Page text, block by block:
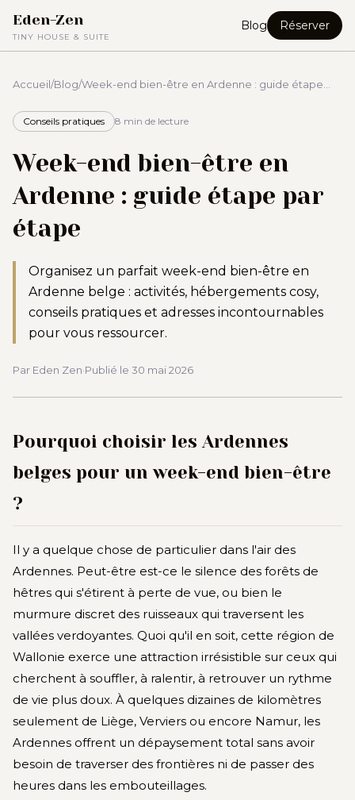
Eden-Zen
TINY HOUSE & SUITE
Blog Réserver
Accueil/Blog/Week-end bien-être en Ardenne : guide étape
Conseils pratiques 8 min de lecture
Week-end bien-être en
Ardenne : guide étape par
étape
Organisez un parfait week-end bien-être en
Ardenne belge : activités, hébergements cosy,
conseils pratiques et adresses incontournables
pour vous ressourcer.
Par Eden Zen·Publié le 30 mai 2026
Pourquoi choisir les Ardennes
belges pour un week-end bien-être
?
Il y a quelque chose de particulier dans l'air des
Ardennes. Peut-être est-ce le silence des forêts de
hêtres qui s'étirent à perte de vue, ou bien le
murmure discret des ruisseaux qui traversent les
vallées verdoyantes. Quoi qu'il en soit, cette région de
Wallonie exerce une attraction irrésistible sur ceux qui
cherchent à souffler, à ralentir, à retrouver un rythme
de vie plus doux. À quelques dizaines de kilomètres
seulement de Liège, Verviers ou encore Namur, les
Ardennes offrent un dépaysement total sans avoir
besoin de traverser des frontières ni de passer des
heures dans les embouteillages.